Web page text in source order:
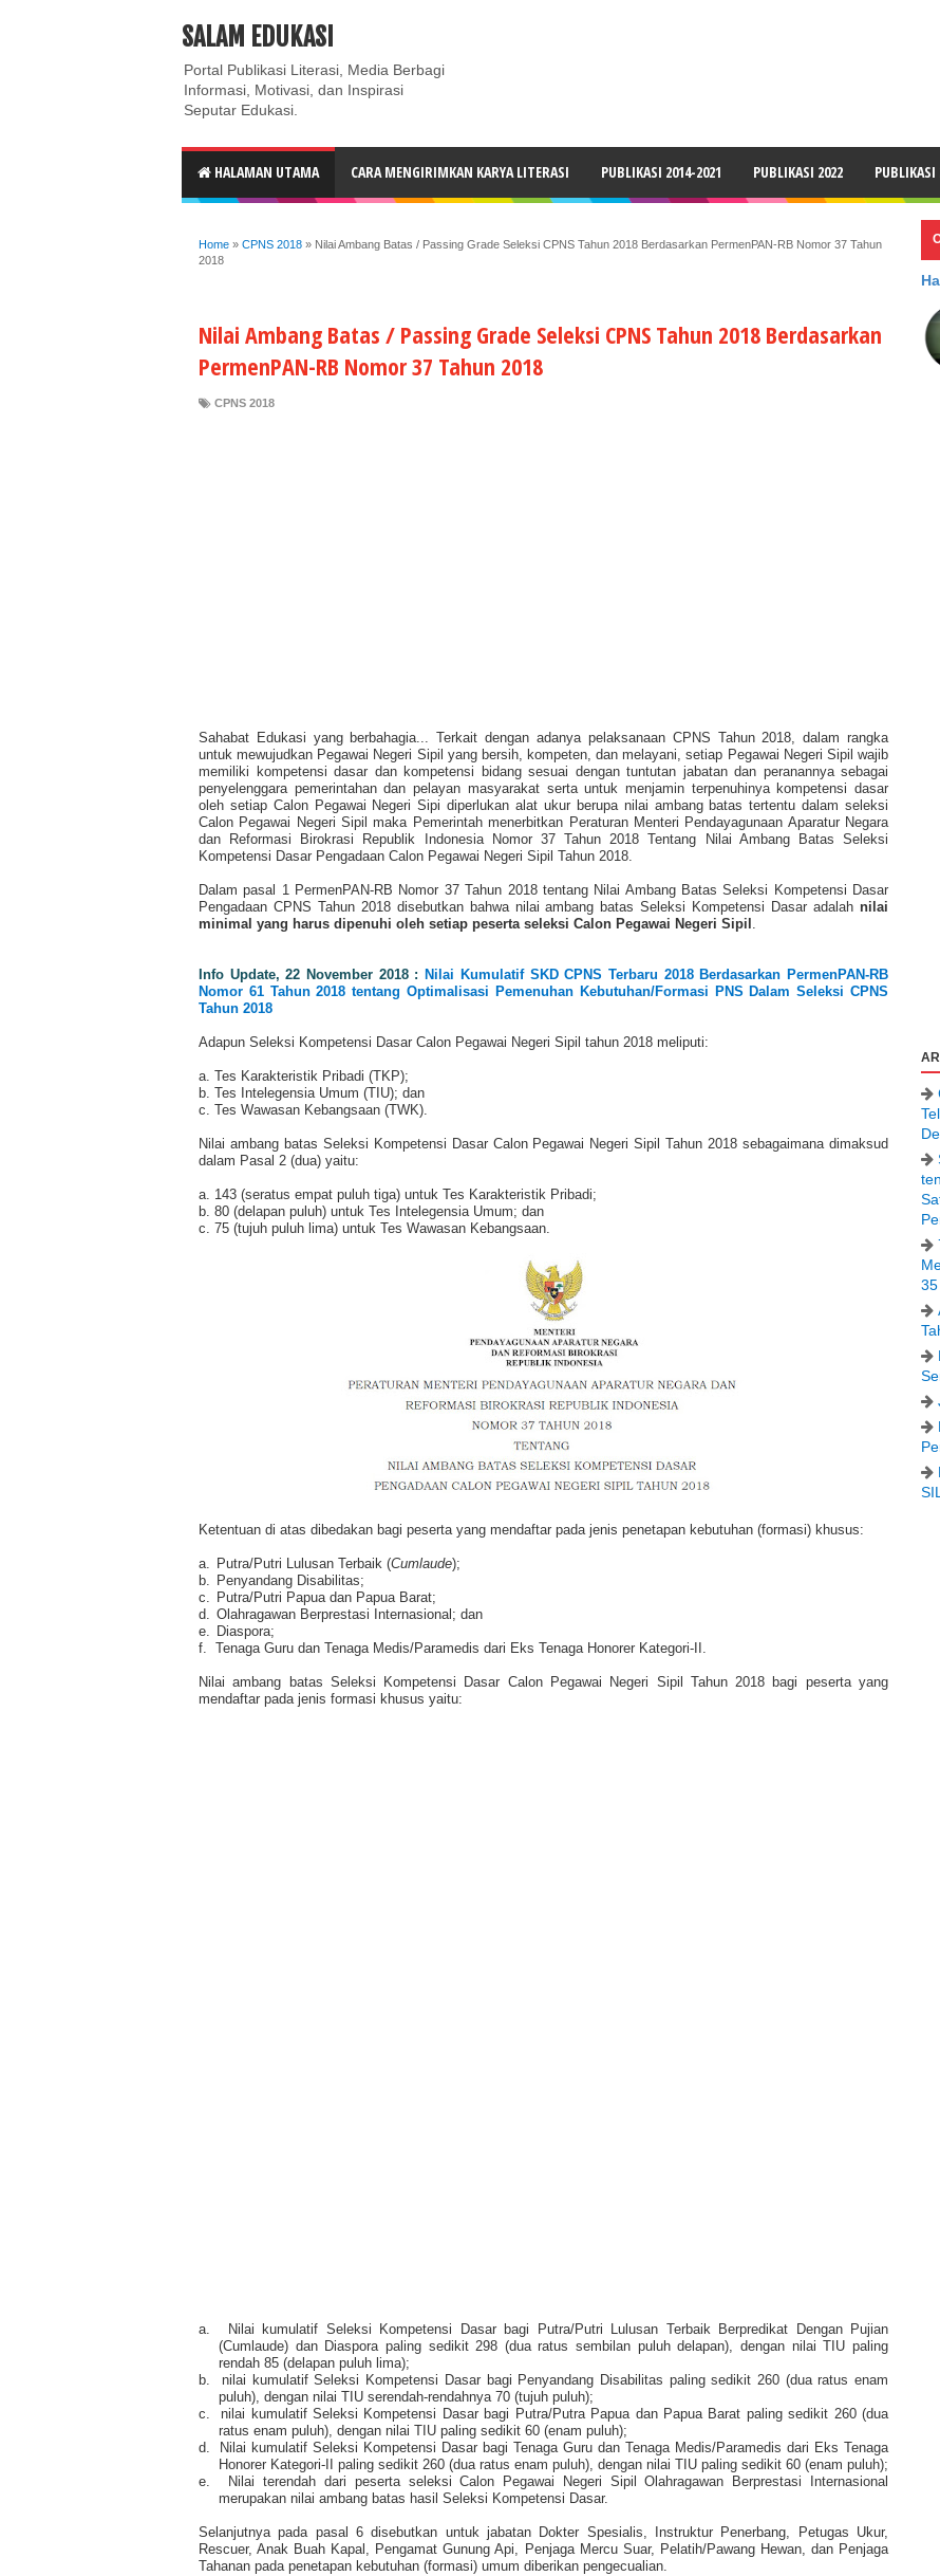
ABOUT CONTACT US
SALAM EDUKASI
Portal Publikasi Literasi, Media Berbagi
Informasi, Motivasi, dan Inspirasi
Seputar Edukasi.
HALAMAN UTAMA CARA MENGIRIMKAN KARYA LITERASI PUBLIKASI 2014-2021 PUBLIKASI 2022 PUBLIKASI
Home » CPNS 2018 » Nilai Ambang Batas / Passing Grade Seleksi CPNS Tahun 2018 Berdasarkan PermenPAN-RB Nomor 37 Tahun
2018
Nilai Ambang Batas / Passing Grade Seleksi CPNS Tahun 2018 Berdasarkan
PermenPAN-RB Nomor 37 Tahun 2018
CPNS 2018
Sahabat Edukasi yang berbahagia... Terkait dengan adanya pelaksanaan CPNS Tahun 2018, dalam rangka
untuk mewujudkan Pegawai Negeri Sipil yang bersih, kompeten, dan melayani, setiap Pegawai Negeri Sipil wajib
memiliki kompetensi dasar dan kompetensi bidang sesuai dengan tuntutan jabatan dan peranannya sebagai
penyelenggara pemerintahan dan pelayan masyarakat serta untuk menjamin terpenuhinya kompetensi dasar
oleh setiap Calon Pegawai Negeri Sipi diperlukan alat ukur berupa nilai ambang batas tertentu dalam seleksi
Calon Pegawai Negeri Sipil maka Pemerintah menerbitkan Peraturan Menteri Pendayagunaan Aparatur Negara
dan Reformasi Birokrasi Republik Indonesia Nomor 37 Tahun 2018 Tentang Nilai Ambang Batas Seleksi
Kompetensi Dasar Pengadaan Calon Pegawai Negeri Sipil Tahun 2018.
Dalam pasal 1 PermenPAN-RB Nomor 37 Tahun 2018 tentang Nilai Ambang Batas Seleksi Kompetensi Dasar
Pengadaan CPNS Tahun 2018 disebutkan bahwa nilai ambang batas Seleksi Kompetensi Dasar adalah nilai
minimal yang harus dipenuhi oleh setiap peserta seleksi Calon Pegawai Negeri Sipil .
Info Update, 22 November 2018 : Nilai Kumulatif SKD CPNS Terbaru 2018 Berdasarkan PermenPAN-RB
Nomor 61 Tahun 2018 tentang Optimalisasi Pemenuhan Kebutuhan/Formasi PNS Dalam Seleksi CPNS
Tahun 2018
Adapun Seleksi Kompetensi Dasar Calon Pegawai Negeri Sipil tahun 2018 meliputi:
a. Tes Karakteristik Pribadi (TKP);
b. Tes Intelegensia Umum (TIU); dan
c. Tes Wawasan Kebangsaan (TWK).
Nilai ambang batas Seleksi Kompetensi Dasar Calon Pegawai Negeri Sipil Tahun 2018 sebagaimana dimaksud
dalam Pasal 2 (dua) yaitu:
a. 143 (seratus empat puluh tiga) untuk Tes Karakteristik Pribadi;
b. 80 (delapan puluh) untuk Tes Intelegensia Umum; dan
c. 75 (tujuh puluh lima) untuk Tes Wawasan Kebangsaan.
Ketentuan di atas dibedakan bagi peserta yang mendaftar pada jenis penetapan kebutuhan (formasi) khusus:
a. Putra/Putri Lulusan Terbaik (Cumlaude);
b. Penyandang Disabilitas;
c. Putra/Putri Papua dan Papua Barat;
d. Olahragawan Berprestasi Internasional; dan
e. Diaspora;
f. Tenaga Guru dan Tenaga Medis/Paramedis dari Eks Tenaga Honorer Kategori-II.
Nilai ambang batas Seleksi Kompetensi Dasar Calon Pegawai Negeri Sipil Tahun 2018 bagi peserta yang
mendaftar pada jenis formasi khusus yaitu:
a.
Nilai kumulatif Seleksi Kompetensi Dasar bagi Putra/Putri Lulusan Terbaik Berpredikat Dengan Pujian
(Cumlaude) dan Diaspora paling sedikit 298 (dua ratus sembilan puluh delapan), dengan nilai TIU paling
rendah 85 (delapan puluh lima);
b.
nilai kumulatif Seleksi Kompetensi Dasar bagi Penyandang Disabilitas paling sedikit 260 (dua ratus enam
puluh), dengan nilai TIU serendah-rendahnya 70 (tujuh puluh);
c.
nilai kumulatif Seleksi Kompetensi Dasar bagi Putra/Putra Papua dan Papua Barat paling sedikit 260 (dua
ratus enam puluh), dengan nilai TIU paling sedikit 60 (enam puluh);
d.
Nilai kumulatif Seleksi Kompetensi Dasar bagi Tenaga Guru dan Tenaga Medis/Paramedis dari Eks Tenaga
Honorer Kategori-II paling sedikit 260 (dua ratus enam puluh), dengan nilai TIU paling sedikit 60 (enam puluh);
e.
Nilai terendah dari peserta seleksi Calon Pegawai Negeri Sipil Olahragawan Berprestasi Internasional
merupakan nilai ambang batas hasil Seleksi Kompetensi Dasar.
Selanjutnya pada pasal 6 disebutkan untuk jabatan Dokter Spesialis, Instruktur Penerbang, Petugas Ukur,
Rescuer, Anak Buah Kapal, Pengamat Gunung Api, Penjaga Mercu Suar, Pelatih/Pawang Hewan, dan Penjaga
Tahanan pada penetapan kebutuhan (formasi) umum diberikan pengecualian.